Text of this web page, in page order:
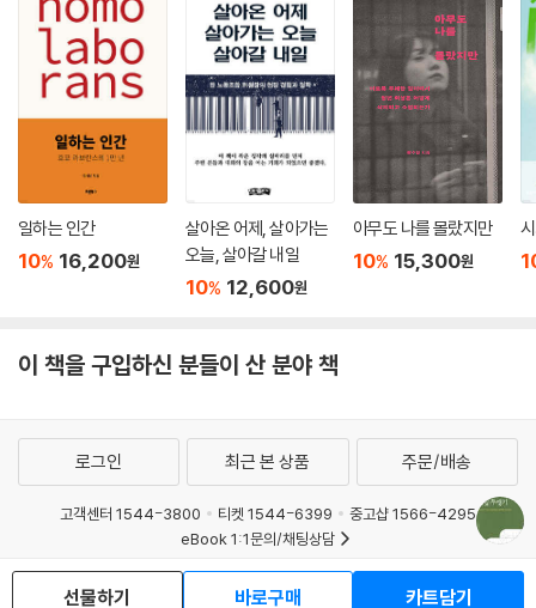
혜를 베풀기 위해 만들어진 제도가 아니”라는 사실을 강조한다. 그런데도
우리 사회는 오랫동안 “이주노동자의 인력만 이용할 뿐 그들이 한국에 정
주해서 살 수 있는 기회는 결코 주지 않”기 위해 지나치게 촘촘한 규정으로
이주노동자를 옭아매었다. 가장 큰 문제로 지적받는 것은 이주노동자가 직
장을 쉽게 옮길 수 없게 만들어 사실상 ‘강제 노동’을 시키는 ‘사업장 변경
제한’이다. 이 책에서는 ‘사업장 변경 제한’의 문제점과 각종 폐해를 자세히
설명하고, 이 규정에 관한 2021년 말 헌법재판소의 판결을 깊이 들여다본
다.
이주노동자가 사업장을 변경하려면 근로계약 해지에 대한 사업주의 동의
를 얻거나 아니면 사업주의 위반 사항을 스스로 입증해야 한다. 명백한 불
주의 협조를 얻으려 한다. 고용노동부 자료에 의하면 2021년 사업장 변경
위해 사업주의 동의가 필요한 셈이었다. _81쪽
그동안 정부는 이주노동자의 인력만 이용할 뿐 그들이 한국에 정주해서 살
수 있는 기회는 결코 주지 않겠다는 강한 의지를 보여 왔다. 고용허가제는
인(permanently temporary)’ 상태이다. 이주노동자는 한국에 와서 일
일하는 인간
10% 16,200원
살아온 어제, 살아가는
오늘, 살아갈 내일
10% 12,600원
아무도 나를 몰랐지만
10% 15,300원
이 책을 구입하신 분들이 산 분야 책
선물하기 바로구매 카트담기
로그인 최근 본 상품 주문/배송
고객센터 1544-3800 티켓 1544-6399
중고샵 1566-4295
eBook 1:1문의/채팅상담
예스이십사(주) 사업자 정보